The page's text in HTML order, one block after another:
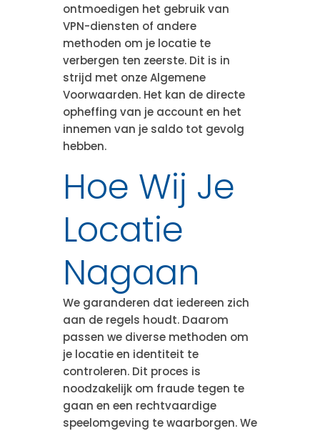
ontmoedigen het gebruik van
VPN-diensten of andere
methoden om je locatie te
verbergen ten zeerste. Dit is in
strijd met onze Algemene
Voorwaarden. Het kan de directe
opheffing van je account en het
innemen van je saldo tot gevolg
hebben.
Hoe Wij Je
Locatie
Nagaan
We garanderen dat iedereen zich
aan de regels houdt. Daarom
passen we diverse methoden om
je locatie en identiteit te
controleren. Dit proces is
noodzakelijk om fraude tegen te
gaan en een rechtvaardige
speelomgeving te waarborgen. We